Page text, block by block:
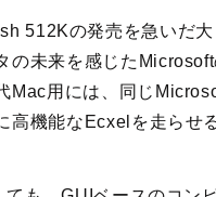
512Kの発売を急いだ
の未来を感じた
Mac用には、同じ
高機能なEcxelを走ら